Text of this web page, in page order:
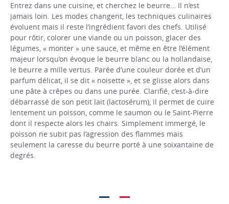
Entrez dans une cuisine, et cherchez le beurre… Il n’est
jamais loin. Les modes changent, les techniques cu­linaires
évoluent mais il reste l’ingrédient favori des chefs. Utilisé
pour rôtir, colorer une viande ou un poisson, gla­cer des
légumes, « monter » une sauce, et même en être l’élément
majeur lorsqu’on évoque le beurre blanc ou la hollandaise,
le beurre a mille vertus. Parée d’une couleur dorée et d’un
parfum délicat, il se dit « noisette », et se glisse alors dans
une pâte à crêpes ou dans une purée. Clarifié, c’est-à-dire
débarrassé de son petit lait (lactosérum), il permet de cuire
lentement un poisson, comme le saumon ou le Saint-Pierre
dont il res­pecte alors les chairs. Sim­plement immergé, le
poisson ne subit pas l’agression des flammes mais
seulement la caresse du beurre porté à une soixantaine de
degrés.